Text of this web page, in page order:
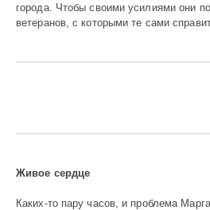
города. Чтобы своими усилиями они
ветеранов, с которыми те сами
Живое сердце
Каких-то пару часов, и проблема